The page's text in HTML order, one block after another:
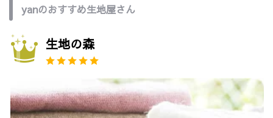
yanのおすすめ生地屋さん
生地の森